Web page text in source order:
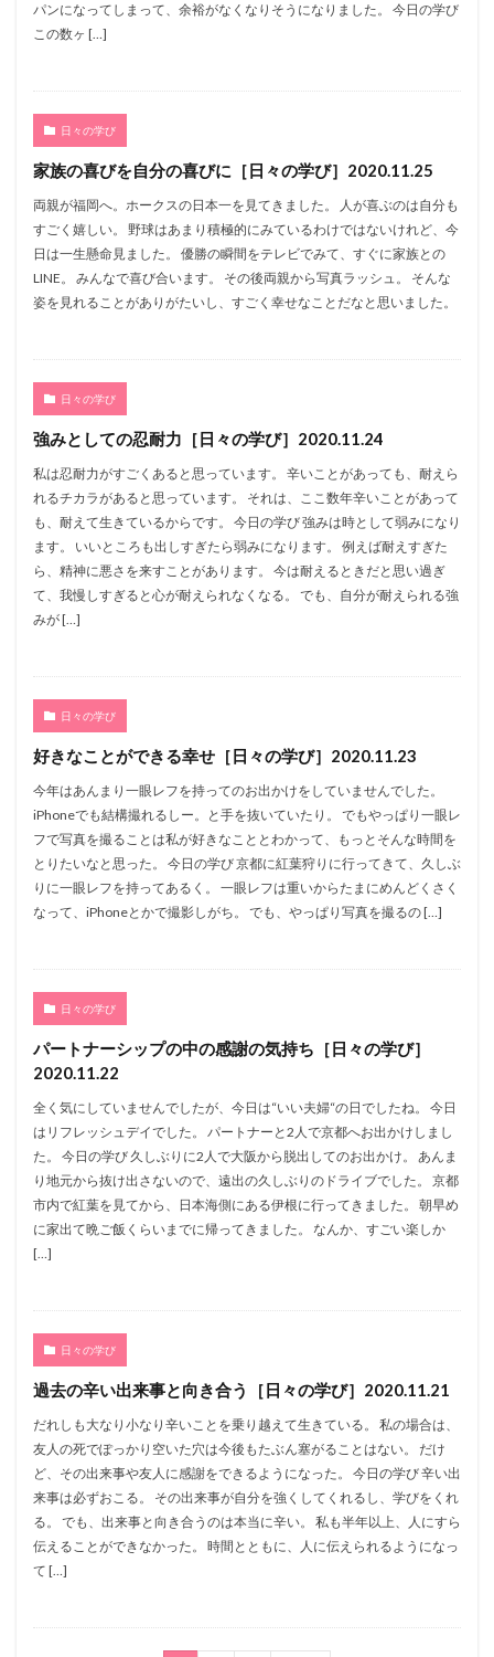
パンになってしまって、余裕がなくなりそうになりました。 今日の学び
この数ヶ […]
日々の学び
家族の喜びを自分の喜びに［日々の学び］2020.11.25
両親が福岡へ。ホークスの日本一を見てきました。 人が喜ぶのは自分も
すごく嬉しい。 野球はあまり積極的にみているわけではないけれど、今
日は一生懸命見ました。 優勝の瞬間をテレビでみて、すぐに家族との
LINE。 みんなで喜び合います。 その後両親から写真ラッシュ。 そんな
姿を見れることがありがたいし、すごく幸せなことだなと思いました。
日々の学び
強みとしての忍耐力［日々の学び］2020.11.24
私は忍耐力がすごくあると思っています。 辛いことがあっても、耐えら
れるチカラがあると思っています。 それは、ここ数年辛いことがあって
も、耐えて生きているからです。 今日の学び 強みは時として弱みになり
ます。 いいところも出しすぎたら弱みになります。 例えば耐えすぎた
ら、精神に悪さを来すことがあります。 今は耐えるときだと思い過ぎ
て、我慢しすぎると心が耐えられなくなる。 でも、自分が耐えられる強
みが […]
日々の学び
好きなことができる幸せ［日々の学び］2020.11.23
今年はあんまり一眼レフを持ってのお出かけをしていませんでした。
iPhoneでも結構撮れるしー。と手を抜いていたり。 でもやっぱり一眼レ
フで写真を撮ることは私が好きなこととわかって、もっとそんな時間を
とりたいなと思った。 今日の学び 京都に紅葉狩りに行ってきて、久しぶ
りに一眼レフを持ってあるく。 一眼レフは重いからたまにめんどくさく
なって、iPhoneとかで撮影しがち。 でも、やっぱり写真を撮るの […]
日々の学び
パートナーシップの中の感謝の気持ち［日々の学び］
2020.11.22
全く気にしていませんでしたが、今日は“いい夫婦“の日でしたね。 今日
はリフレッシュデイでした。 パートナーと2人で京都へお出かけしまし
た。 今日の学び 久しぶりに2人で大阪から脱出してのお出かけ。 あんま
り地元から抜け出さないので、遠出の久しぶりのドライブでした。 京都
市内で紅葉を見てから、日本海側にある伊根に行ってきました。 朝早め
に家出て晩ご飯くらいまでに帰ってきました。 なんか、すごい楽しか
[…]
日々の学び
過去の辛い出来事と向き合う［日々の学び］2020.11.21
だれしも大なり小なり辛いことを乗り越えて生きている。 私の場合は、
友人の死でぽっかり空いた穴は今後もたぶん塞がることはない。 だけ
ど、その出来事や友人に感謝をできるようになった。 今日の学び 辛い出
来事は必ずおこる。 その出来事が自分を強くしてくれるし、学びをくれ
る。 でも、出来事と向き合うのは本当に辛い。 私も半年以上、人にすら
伝えることができなかった。 時間とともに、人に伝えられるようになっ
て […]